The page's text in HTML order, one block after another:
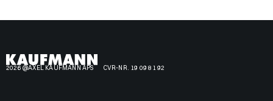
2026 @AXEL KAUFMANN APS CVR-NR. 19 09 81 92